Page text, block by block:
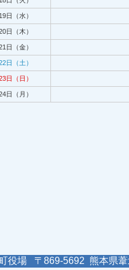
日（水）
日（木）
日（金）
日（土）
日（日）
日（月）
役場 〒869-5692 熊本県